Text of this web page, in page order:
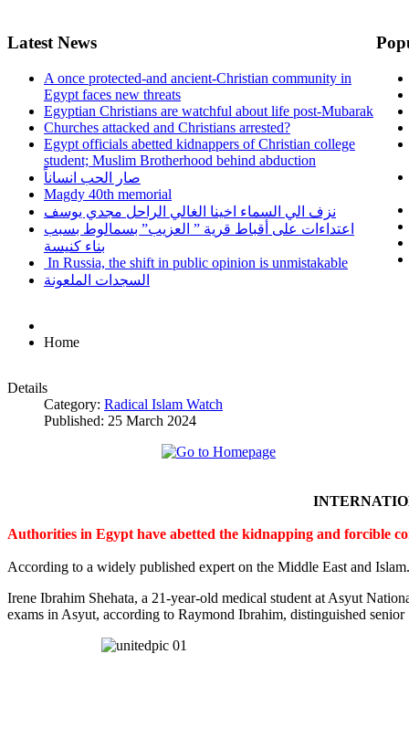
Latest News
A once protected-and ancient-Christian community in
Egypt faces new threats
Egyptian Christians are watchful about life post-Mubarak
Churches attacked and Christians arrested?
Egypt officials abetted kidnappers of Christian college
student; Muslim Brotherhood behind abduction
صار الحب انساناً
Magdy 40th memorial
نزف الي السماء اخينا الغالي الراحل مجدي يوسف
اعتداءات على أقباط قرية ” العزيب” بسمالوط بسبب
بناء كنيسة
In Russia, the shift in public opinion is unmistakable
السجدات الملعونة
Home
Details
Category: Radical Islam Watch
Published: 25 March 2024
Authorities in Egypt have abetted the kidnapping and forcible
According to a widely published expert on the Middle East and Islam.
Irene Ibrahim Shehata, a 21-year-old medical student at Asyut
exams in Asyut, according to Raymond Ibrahim, distinguished